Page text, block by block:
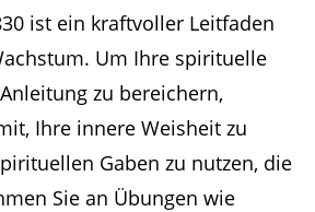
ist ein kraftvoller Leitfaden
Um Ihre spirituelle
zu bereichern,
Ihre innere Weisheit zu
Gaben zu nutzen, die
Sie an Übungen wie